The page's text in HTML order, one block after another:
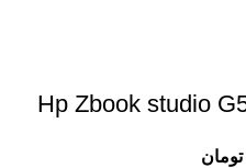
تومان